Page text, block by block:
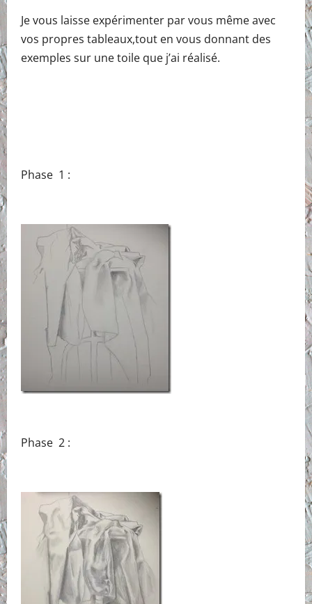
Je vous laisse expérimenter par vous même avec
vos propres tableaux,tout en vous donnant des
exemples sur une toile que j’ai réalisé.
Phase 1 :
Phase 2 :